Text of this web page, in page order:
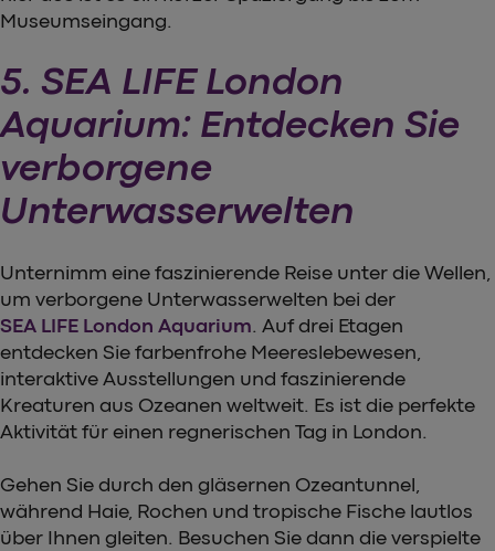
Museumseingang.
5. SEA LIFE London
Aquarium: Entdecken Sie
verborgene
Unterwasserwelten
Unternimm eine faszinierende Reise unter die Wellen,
um verborgene Unterwasserwelten bei der
SEA LIFE London Aquarium. Auf drei Etagen
entdecken Sie farbenfrohe Meereslebewesen,
interaktive Ausstellungen und faszinierende
Kreaturen aus Ozeanen weltweit. Es ist die perfekte
Aktivität für einen regnerischen Tag in London.
Gehen Sie durch den gläsernen Ozeantunnel,
während Haie, Rochen und tropische Fische lautlos
über Ihnen gleiten. Besuchen Sie dann die verspielte